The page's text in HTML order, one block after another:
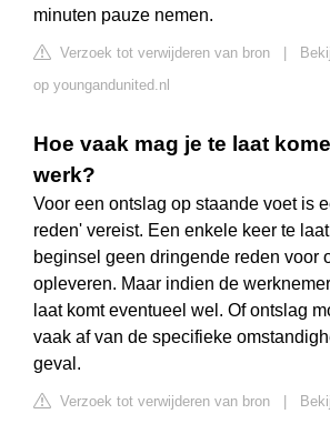
minuten pauze nemen.
Verzoek tot verwijderen van bron
op youngandunited.nl
Hoe vaak mag je te laat
werk?
Voor een ontslag op staande voet is
reden' vereist. Een enkele keer te
beginsel geen dringende reden voor
opleveren. Maar indien de
laat komt eventueel wel. Of ontslag
vaak af van de specifieke
geval.
Verzoek tot verwijderen van bron